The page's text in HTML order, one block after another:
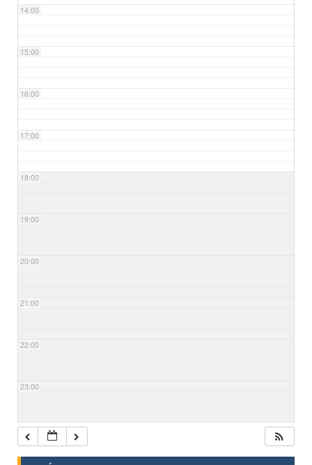
14:00
15:00
16:00
17:00
18:00
19:00
20:00
21:00
22:00
23:00